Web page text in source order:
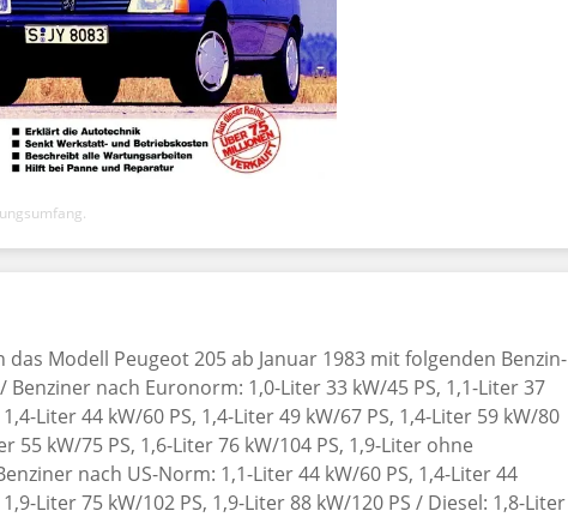
das Modell Peugeot 205 ab Januar 1983 mit folgenden Benzin-
nach Euronorm: 1,0-Liter 33 kW/45 PS, 1,1-Liter 37
Liter 44 kW/60 PS, 1,4-Liter 49 kW/67 PS, 1,4-Liter 59 kW/80
55 kW/75 PS, 1,6-Liter 76 kW/104 PS, 1,9-Liter ohne
nach US-Norm: 1,1-Liter 44 kW/60 PS, 1,4-Liter 44
Liter 75 kW/102 PS, 1,9-Liter 88 kW/120 PS / Diesel: 1,8-Liter